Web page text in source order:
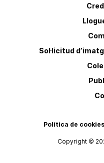
Sol·licitud
Política de cookies
Copyright ©